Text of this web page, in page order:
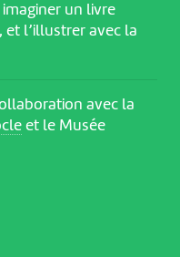
un livre
l’illustrer avec la
avec la
et le Musée